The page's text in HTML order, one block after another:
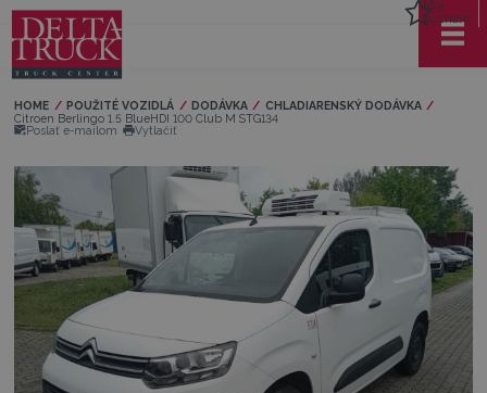
Môj
zoznam
HOME POUŽITÉ VOZIDLÁ DODÁVKA
CHLADIARENSKÝ DODÁVKA
Current:
Citroen Berlingo 1.5 BlueHDI 100 Club M STG134
Poslať e-mailom
Vytlačiť